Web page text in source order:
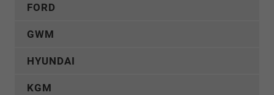
FORD
GWM
HYUNDAI
KGM